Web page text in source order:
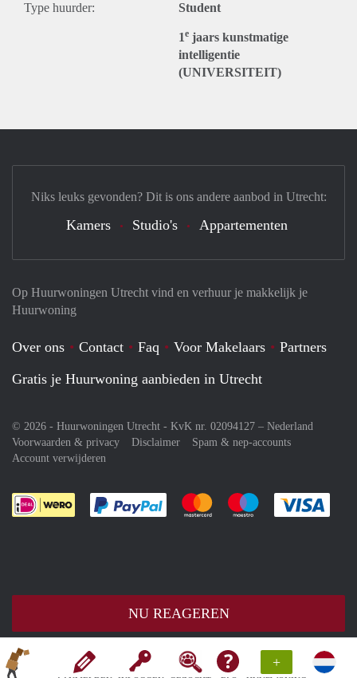
+
Type huurder: Student
1e jaars kunstmatige
intelligentie
(UNIVERSITEIT)
NU REAGEREN
Op Huurwoningen Utrecht vind en verhuur je makkelijk je
Huurwoning
Over ons Contact Faq Voor Makelaars
Partners
Gratis je Huurwoning aanbieden in Utrecht
© 2026 - Huurwoningen Utrecht - KvK nr. 02094127 – Nederland
Voorwaarden & privacy
Disclaimer
Spam & nep-accounts
Account verwijderen
Je rekent gemakkelijk af met Paypal
Je rekent gemakkelijk af met
Je rekent
Niks leuks gevonden? Dit is ons andere aanbod in Utrecht:
Kamers Studio's Appartementen